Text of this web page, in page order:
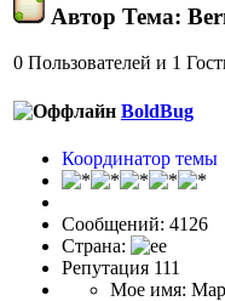
Автор Тема:
0 Пользователей и 1
BoldBug
Координатор темы
Сообщений: 4126
Страна:
Репутация 111
Мое имя: